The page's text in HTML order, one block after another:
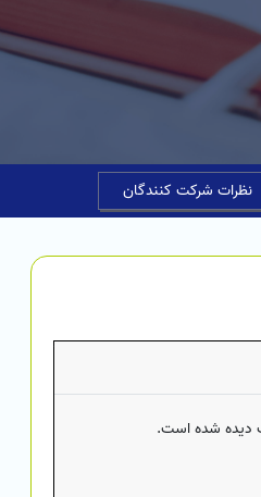
نظرات شرکت کنندگان
دیده شده است.